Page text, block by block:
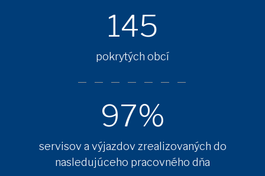
145
pokrytých obcí
97%
servisov a výjazdov zrealizovaných do
nasledujúceho pracovného dňa